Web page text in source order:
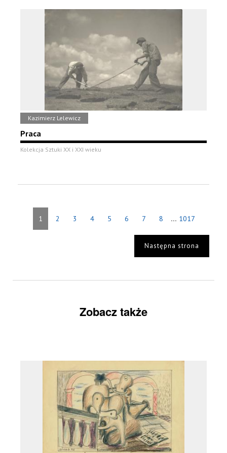
Kazimierz Lelewicz
Praca
Kolekcja Sztuki XX i XXI wieku
1 2 3 4 5 6 7 8 ... 1017
Następna strona
Zobacz także